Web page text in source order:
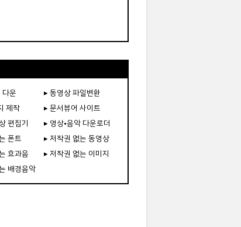
다운
▸ 동영상 파일변환
제작
▸ 문서뷰어 사이트
편집기
▸ 영상•음악 다운로더
폰트
▸ 저작권 없는 동영상
효과음
▸ 저작권 없는 이미지
배경음악